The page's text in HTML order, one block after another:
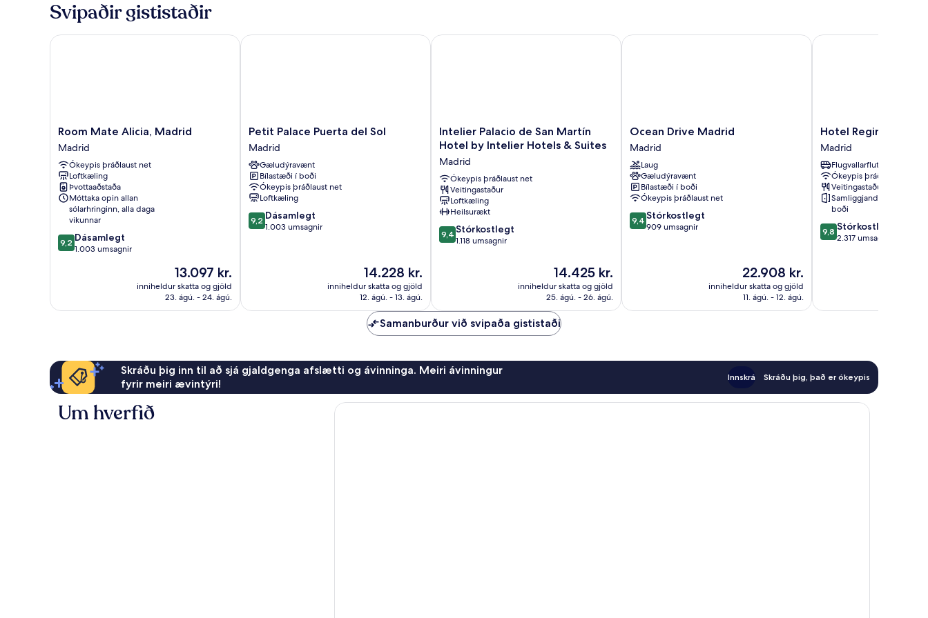
Svipaðir gististaðir
Room
Mate
Alicia,
Madrid
Madrid
Room Mate Alicia, Madrid
Madrid
Ókeypis þráðlaust net
Loftkæling
Þvottaaðstaða
Móttaka opin allan
sólarhringinn, alla daga
vikunnar
9.2
af
9,2 Dásamlegt
1.003 umsagnir
Verðið
er
13.097 kr.
13.097 kr.
inniheldur skatta og gjöld
23. ágú. - 24. ágú.
Room Mate Alicia, Madrid
Petit
Palace
Puerta
del
Sol
Madrid
Petit Palace Puerta del Sol
Madrid
Gæludýravænt
Bílastæði í boði
Ókeypis þráðlaust net
Loftkæling
9.2
af
9,2 Dásamlegt
1.003 umsagnir
Verðið
er
14.228 kr.
14.228 kr.
inniheldur skatta og gjöld
12. ágú. - 13. ágú.
Petit Palace Puerta del Sol
Intelier
Palacio
San
Martín
Hotel
by
Intelier
Hotels
&
Intelier Palacio de San Martín
Hotel by Intelier Hotels & Suites
Madrid
Ókeypis þráðlaust net
Veitingastaður
Loftkæling
Heilsurækt
9.4
af
9,4 Stórkostlegt
1.118 umsagnir
Verðið
er
14.425 kr.
14.425 kr.
inniheldur skatta og gjöld
25. ágú. - 26. ágú.
Intelier Palacio de San Martín Hotel by Intelier Hotels & Suites
Ocean
Drive
Madrid
Madrid
Ocean Drive Madrid
Madrid
Laug
Gæludýravænt
Bílastæði í boði
Ókeypis þráðlaust net
9.4
af
9,4 Stórkostlegt
909 umsagnir
Verðið
er
22.908 kr.
22.908 kr.
inniheldur skatta og gjöld
11. ágú. - 12. ágú.
Ocean Drive Madrid
Hotel
Regina
Madrid
Hotel Regina
Madrid
Flugvallarflutningur
Ókeypis þráðlaust net
Veitingastaður
Samliggjandi herbergi í
boði
9.8
af
9,8 Stórkostlegt
2.317 umsagnir
Hotel Regina
Samanburður við svipaða gististaði
Skráðu þig inn til að sjá gjaldgenga afslætti og ávinninga. Meiri ávinningur
fyrir meiri ævintýri!
Innskrá Skráðu þig, það er ókeypis
Um hverfið